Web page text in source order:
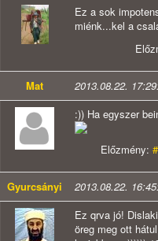
Ez a sok
miénk...kel a
Mat 2013.08.22.
:)) Ha egyszer
Előzmény:
Gyurcsányi 2013.08.22.
Ez qrva jó!
öreg meg ott